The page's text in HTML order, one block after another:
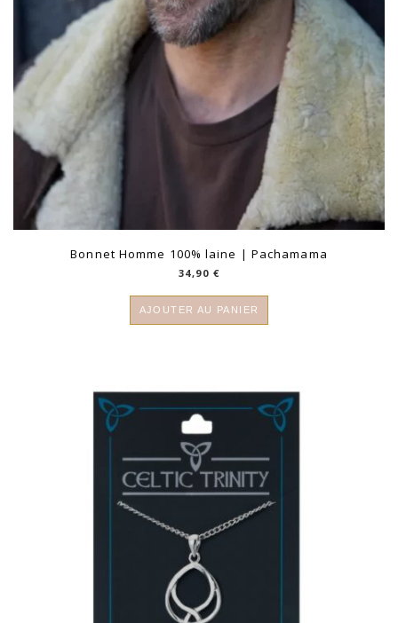
Bonnet Homme 100% laine | Pachamama
34,90 €
AJOUTER AU PANIER